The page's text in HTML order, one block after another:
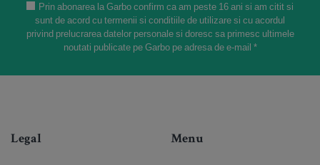
Prin abonarea la Garbo confirm ca am peste 16 ani si am citit si
sunt de acord cu termenii si conditiile de utilizare si cu acordul
privind prelucrarea datelor personale si doresc sa primesc ultimele
noutati publicate pe Garbo pe adresa de e-mail *
Legal Menu